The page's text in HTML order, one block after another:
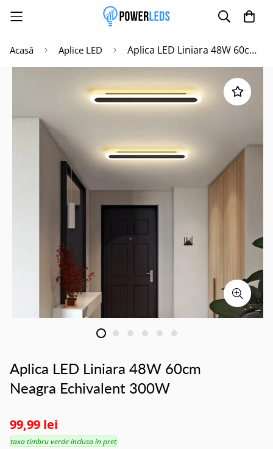
Acasă Aplice LED Aplica LED Liniara 48W 60cm Neagra Echivalent 300W
Aplica LED Liniara 48W 60cm
Neagra Echivalent 300W
99,99 lei
taxa timbru verde inclusa in pret
Activează notificările